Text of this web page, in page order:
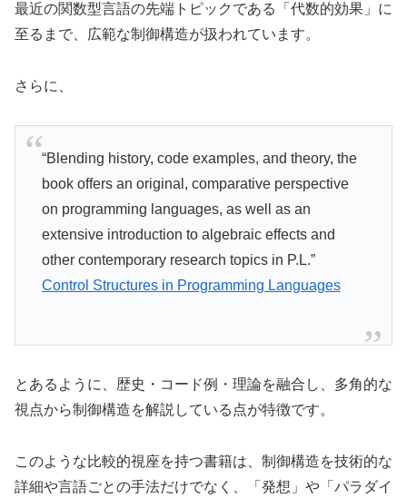
最近の関数型言語の先端トピックである「代数的効果」に
至るまで、広範な制御構造が扱われています。
さらに、
“Blending history, code examples, and theory, the
book offers an original, comparative perspective
on programming languages, as well as an
extensive introduction to algebraic effects and
other contemporary research topics in P.L.”
Control Structures in Programming Languages
とあるように、歴史・コード例・理論を融合し、多角的な
視点から制御構造を解説している点が特徴です。
このような比較的視座を持つ書籍は、制御構造を技術的な
詳細や言語ごとの手法だけでなく、「発想」や「パラダイ